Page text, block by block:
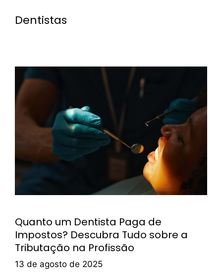
Dentistas
Quanto um Dentista Paga de
Impostos? Descubra Tudo sobre a
Tributação na Profissão
13 de agosto de 2025